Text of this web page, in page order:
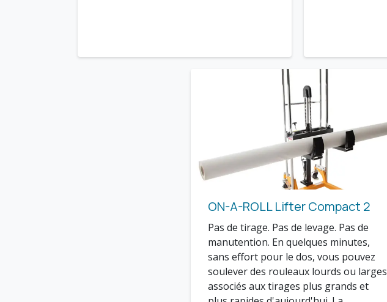
ON-A-ROLL Lifter Compact 2
Pas de tirage. Pas de levage. Pas de
manutention. En quelques minutes,
sans effort pour le dos, vous pouvez
soulever des rouleaux lourds ou larges
associés aux tirages plus grands et